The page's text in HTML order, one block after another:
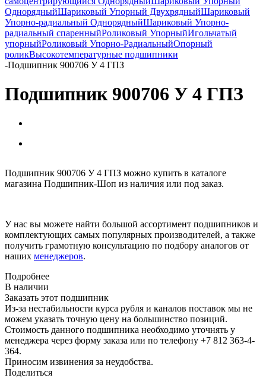
ОднорядныйШариковый Упорный ДвухрядныйШариковый
Упорно-радиальный ОднорядныйШариковый Упорно-
радиальный спаренныйРоликовый УпорныйИгольчатый
упорныйРоликовый Упорно-РадиальныйОпорный
роликВысокотемпературные подшипники
-Подшипник 900706 У 4 ГПЗ
Подшипник 900706 У 4 ГПЗ
Подшипник 900706 У 4 ГПЗ можно купить в каталоге
магазина Подшипник-Шоп из наличия или под заказ.
У нас вы можете найти большой ассортимент подшипников и
комплектующих самых популярных производителей, а также
получить грамотную консультацию по подбору аналогов от
наших менеджеров.
Подробнее
В наличии
Заказать этот подшипник
Из-за нестабильности курса рубля и каналов поставок мы не
можем указать точную цену на большинство позиций.
Стоимость данного подшипника необходимо уточнять у
менеджера через форму заказа или по телефону +7 812 363-4-
364.
Приносим извинения за неудобства.
Поделиться